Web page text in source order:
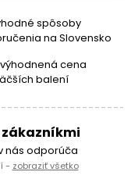
spôsoby
na Slovensko
cena
balení
zákazníkmi
nás odporúča
- zobraziť všetko